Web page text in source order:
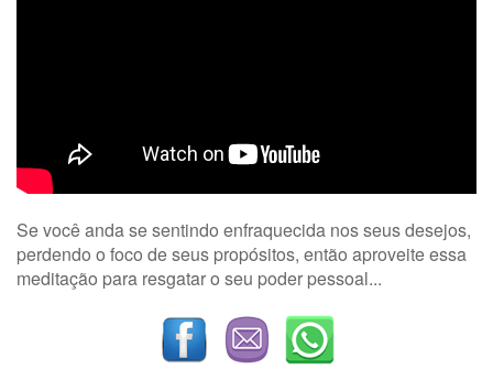
Se você anda se sentindo enfraquecida nos seus desejos,
perdendo o foco de seus propósitos, então aproveite essa
meditação para resgatar o seu poder pessoal...